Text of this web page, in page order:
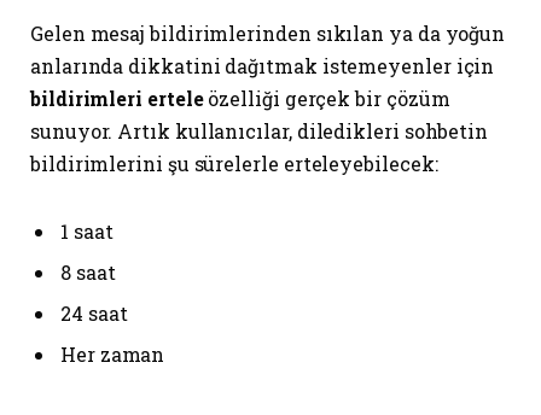
Gelen mesaj bildirimlerinden sıkılan ya da yoğun
anlarında dikkatini dağıtmak istemeyenler için
bildirimleri erteleözelliği gerçek bir çözüm
sunuyor. Artık kullanıcılar, diledikleri sohbetin
bildirimlerini şu sürelerle erteleyebilecek:
1 saat
8 saat
24 saat
Her zaman